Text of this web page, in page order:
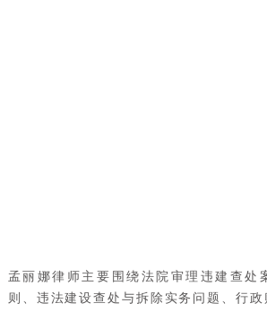
孟丽娜律师主要围绕法院审理违建查处
则、违法建设查处与拆除实务问题、行